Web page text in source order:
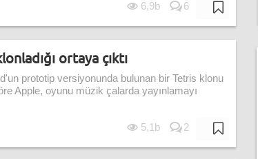
6,9b 6
ortaya çıktı
prototip versiyonunda bulunan bir Tetris klonu
Apple, oyunu müzik çalarda yayınlamayı
5,1b 2